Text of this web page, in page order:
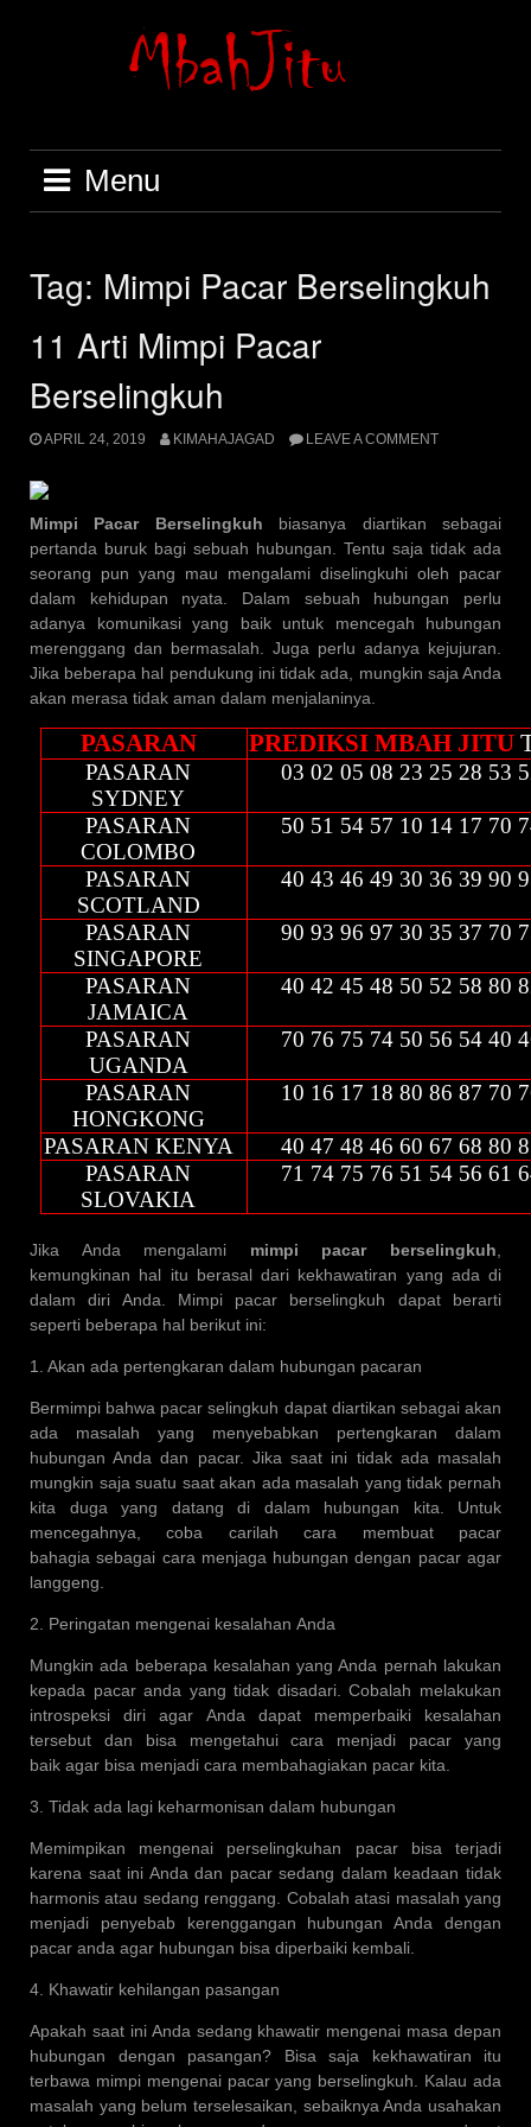
Menu
Tag: Mimpi Pacar Berselingkuh
11 Arti Mimpi Pacar
Berselingkuh
APRIL 24, 2019 KIMAHAJAGAD LEAVE A COMMENT
Mimpi Pacar Berselingkuh biasanya diartikan sebagai
pertanda buruk bagi sebuah hubungan. Tentu saja tidak ada
seorang pun yang mau mengalami diselingkuhi oleh pacar
dalam kehidupan nyata. Dalam sebuah hubungan perlu
adanya komunikasi yang baik untuk mencegah hubungan
merenggang dan bermasalah. Juga perlu adanya kejujuran.
Jika beberapa hal pendukung ini tidak ada, mungkin saja Anda
akan merasa tidak aman dalam menjalaninya.
PASARAN PREDIKSI MBAH JITU
PASARAN
SYDNEY
03 02 05 08 23 25 28 53
PASARAN
COLOMBO
50 51 54 57 10 14 17 70
PASARAN
SCOTLAND
40 43 46 49 30 36 39 90
PASARAN
SINGAPORE
90 93 96 97 30 35 37 70
PASARAN
JAMAICA
40 42 45 48 50 52 58 80
PASARAN
UGANDA
70 76 75 74 50 56 54 40
PASARAN
HONGKONG
10 16 17 18 80 86 87 70
PASARAN KENYA
40 47 48 46 60 67 68 80
PASARAN
SLOVAKIA
71 74 75 76 51 54 56 61
Jika Anda mengalami mimpi pacar berselingkuh
kemungkinan hal itu berasal dari kekhawatiran yang ada di
dalam diri Anda. Mimpi pacar berselingkuh dapat berarti
seperti beberapa hal berikut ini:
1. Akan ada pertengkaran dalam hubungan pacaran
Bermimpi bahwa pacar selingkuh dapat diartikan sebagai akan
ada masalah yang menyebabkan pertengkaran dalam
hubungan Anda dan pacar. Jika saat ini tidak ada masalah
mungkin saja suatu saat akan ada masalah yang tidak pernah
kita duga yang datang di dalam hubungan kita. Untuk
mencegahnya, coba carilah cara membuat pacar
bahagia sebagai cara menjaga hubungan dengan pacar agar
langgeng.
2. Peringatan mengenai kesalahan Anda
Mungkin ada beberapa kesalahan yang Anda pernah lakukan
kepada pacar anda yang tidak disadari. Cobalah melakukan
introspeksi diri agar Anda dapat memperbaiki kesalahan
tersebut dan bisa mengetahui cara menjadi pacar yang
baik agar bisa menjadi cara membahagiakan pacar kita.
3. Tidak ada lagi keharmonisan dalam hubungan
Memimpikan mengenai perselingkuhan pacar bisa terjadi
karena saat ini Anda dan pacar sedang dalam keadaan tidak
harmonis atau sedang renggang. Cobalah atasi masalah yang
menjadi penyebab kerenggangan hubungan Anda dengan
pacar anda agar hubungan bisa diperbaiki kembali.
4. Khawatir kehilangan pasangan
Apakah saat ini Anda sedang khawatir mengenai masa depan
hubungan dengan pasangan? Bisa saja kekhawatiran itu
terbawa mimpi mengenai pacar yang berselingkuh. Kalau ada
masalah yang belum terselesaikan, sebaiknya Anda usahakan